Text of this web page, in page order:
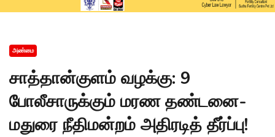
அண்மை
சாத்தான்குளம் வழக்கு: 9
போலீசாருக்கும் மரண தண்டனை-
மதுரை நீதிமன்றம் அதிரடித் தீர்ப்பு!